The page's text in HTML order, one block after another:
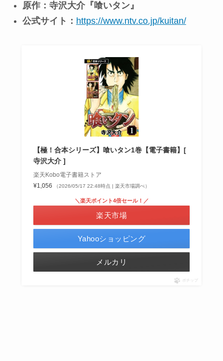
原作：寺沢大介『喰いタン』
公式サイト： https://www.ntv.co.jp/kuitan/
【極！合本シリーズ】喰いタン1巻【電子書籍】[
寺沢大介 ]
楽天Kobo電子書籍ストア
¥1,056
（2026/05/17 22:48時点 | 楽天市場調べ）
＼楽天ポイント4倍セール！／
楽天市場
Yahooショッピング
メルカリ
ポチップ